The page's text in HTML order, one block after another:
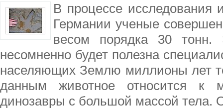
В процессе исследования
Германии ученые
весом порядка 30 тонн.
несомненно будет полезна
населяющих Землю миллионы лет
данным животное относится к
динозавры с большой массой тела.